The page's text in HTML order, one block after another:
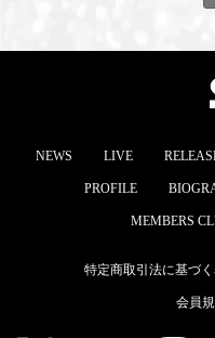
NEWS LIVE
PROFILE
MEMBERS
特定商取引法に基づ
会員